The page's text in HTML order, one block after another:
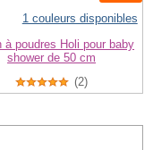
1 couleurs disponibles
à poudres Holi pour baby
shower de 50 cm
(2)